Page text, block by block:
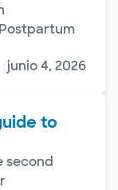
junio 4, 2026
to
second